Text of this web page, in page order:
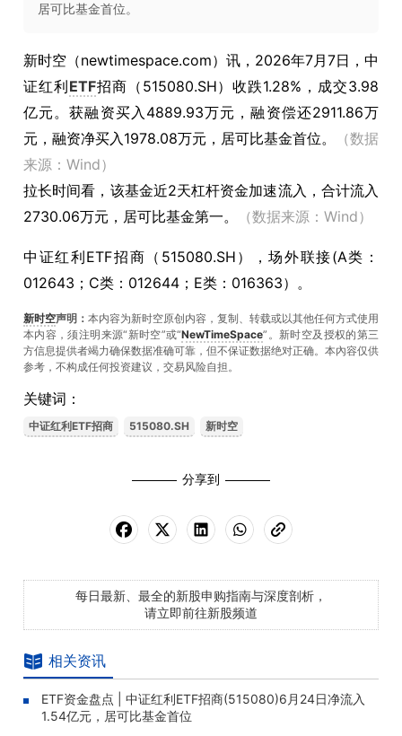
居可比基金首位。
新时空（newtimespace.com）讯， 2026年7月7日，中
证红利ETF招商（515080.SH）收跌1.28%，成交3.98
亿元。获融资买入4889.93万元，融资偿还2911.86万
元，融资净买入1978.08万元，居可比基金首位。
（数据
来源：Wind）
拉长时间看，该基金近2天杠杆资金加速流入，合计流入
2730.06万元，居可比基金第一。
（数据来源：Wind）
中证红利ETF招商（515080.SH），场外联接(A类：
012643；C类：012644；E类：016363）。
新时空声明： 本内容为新时空原创内容，复制、转载或以其他任何方式使用
本内容，须注明来源“新时空”或“NewTimeSpace”。新时空及授权的第三
方信息提供者竭力确保数据准确可靠，但不保证数据绝对正确。本內容仅供
参考，不构成任何投资建议，交易风险自担。
关键词：
中证红利ETF招商 515080.SH 新时空
分享到
每日最新、最全的新股申购指南与深度剖析，
请立即前往新股频道
相关资讯
ETF资金盘点 | 中证红利ETF招商(515080)6月24日净流入
1.54亿元，居可比基金首位